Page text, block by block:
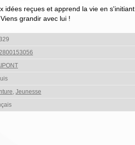
idées reçues et apprend la vie en s'initiant
grandir avec lui !
, Jeunesse